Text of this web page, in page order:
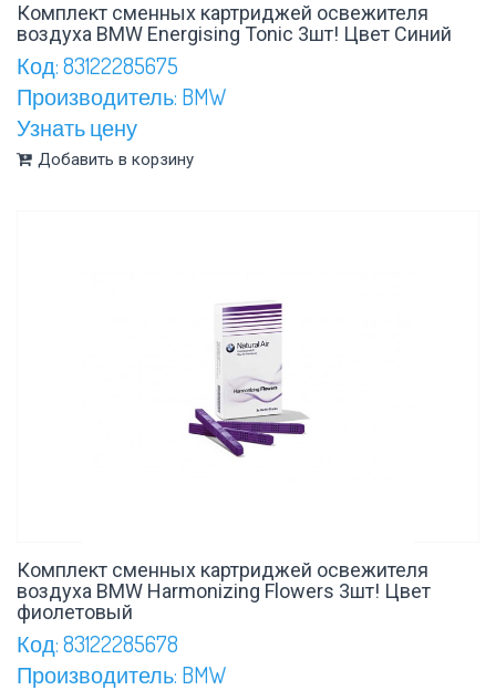
Комплект сменных картриджей освежителя
воздуха BMW Energising Tonic 3шт! Цвет Синий
Код: 83122285675
Производитель: BMW
Узнать цену
Добавить в корзину
Комплект сменных картриджей освежителя
воздуха BMW Harmonizing Flowers 3шт! Цвет
фиолетовый
Код: 83122285678
Производитель: BMW